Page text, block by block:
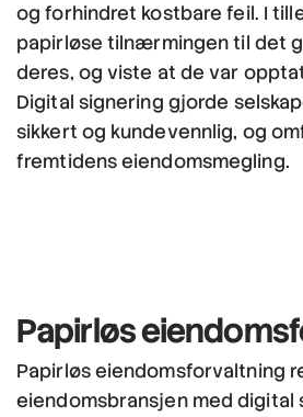
og forhindret kostbare feil. I
papirløse tilnærmingen til det
deres, og viste at de var
Digital signering gjorde
sikkert og kundevennlig, og
fremtidens eiendomsmegling.
Papirløs
Papirløs eiendomsforvaltning
eiendomsbransjen med digital